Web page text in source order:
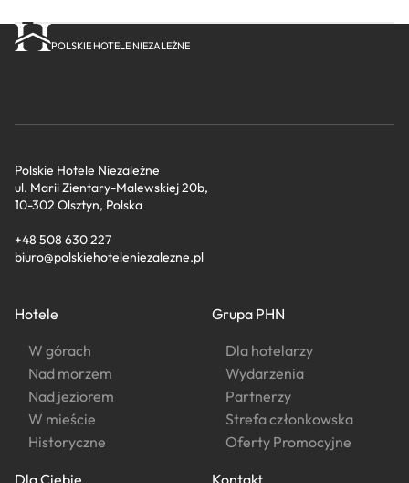
POLSKIE HOTELE NIEZALEŻNE
Polskie Hotele Niezależne
ul. Marii Zientary-Malewskiej 20b,
10-302 Olsztyn, Polska
+48 508 630 227
biuro@polskiehoteleniezalezne.pl
Hotele
W górach
Nad morzem
Nad jeziorem
W mieście
Historyczne
Grupa PHN
Dla hotelarzy
Wydarzenia
Partnerzy
Strefa członkowska
Oferty Promocyjne
Dla Ciebie Kontakt